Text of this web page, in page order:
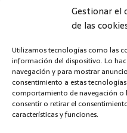
Gestionar el
de las
Utilizamos tecnologías como las
información del dispositivo. Lo
navegación y para mostrar
consentimiento a estas
comportamiento de navegación o
consentir o retirar el
características y funciones.
Contenido
Cálculos de las
Transmisión de
Como alinear un motor